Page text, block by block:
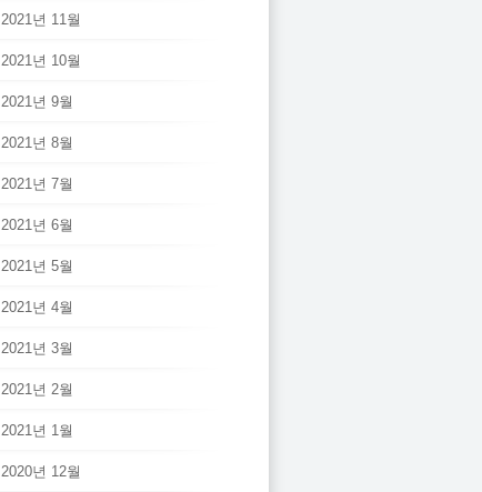
2021년 11월
2021년 10월
2021년 9월
2021년 8월
2021년 7월
2021년 6월
2021년 5월
2021년 4월
2021년 3월
2021년 2월
2021년 1월
2020년 12월